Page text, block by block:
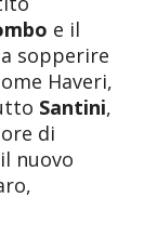
e il
sopperire
Haveri,
Santini,
di
nuovo